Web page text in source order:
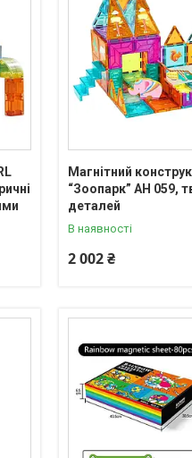
Магнітний
“Зоопарк” AH 059,
деталей
В наявності
2 002 ₴